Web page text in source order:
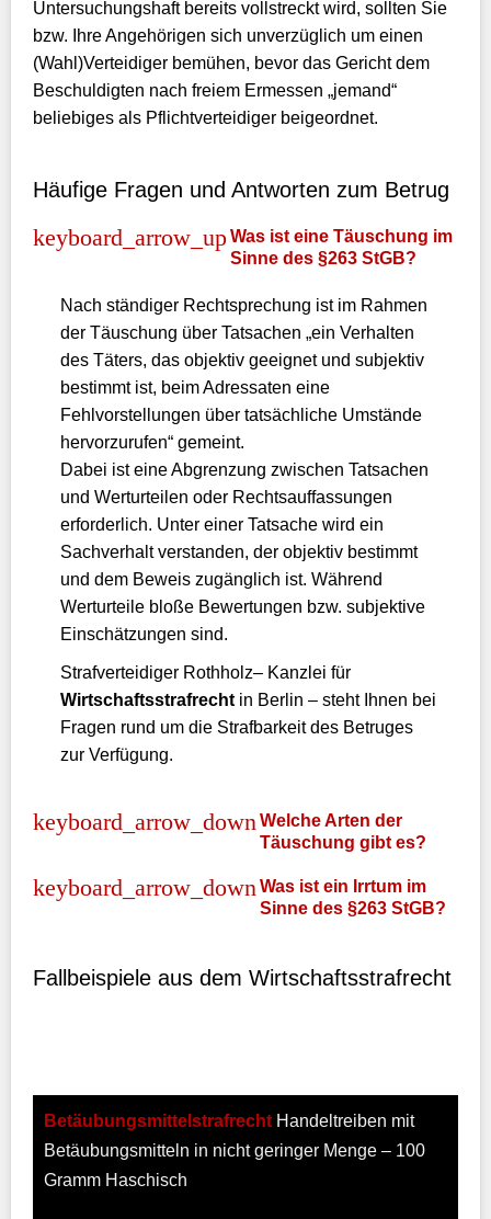
Untersuchungshaft bereits vollstreckt wird, sollten Sie
bzw. Ihre Angehörigen sich unverzüglich um einen
(Wahl)Verteidiger bemühen, bevor das Gericht dem
Beschuldigten nach freiem Ermessen „jemand“
beliebiges als Pflichtverteidiger beigeordnet.
Häufige Fragen und Antworten zum Betrug
Was ist eine Täuschung im
Sinne des §263 StGB?
Nach ständiger Rechtsprechung ist im Rahmen
der Täuschung über Tatsachen „ein Verhalten
des Täters, das objektiv geeignet und subjektiv
bestimmt ist, beim Adressaten eine
Fehlvorstellungen über tatsächliche Umstände
hervorzurufen“ gemeint.
Dabei ist eine Abgrenzung zwischen Tatsachen
und Werturteilen oder Rechtsauffassungen
erforderlich. Unter einer Tatsache wird ein
Sachverhalt verstanden, der objektiv bestimmt
und dem Beweis zugänglich ist. Während
Werturteile bloße Bewertungen bzw. subjektive
Einschätzungen sind.
Strafverteidiger Rothholz– Kanzlei für
Wirtschaftsstrafrecht in Berlin – steht Ihnen bei
Fragen rund um die Strafbarkeit des Betruges
zur Verfügung.
Welche Arten der
Täuschung gibt es?
Was ist ein Irrtum im
Sinne des §263 StGB?
Fallbeispiele aus dem Wirtschaftsstrafrecht
Betäubungsmittelstrafrecht Handeltreiben mit
Betäubungsmitteln in nicht geringer Menge – 100
Gramm Haschisch